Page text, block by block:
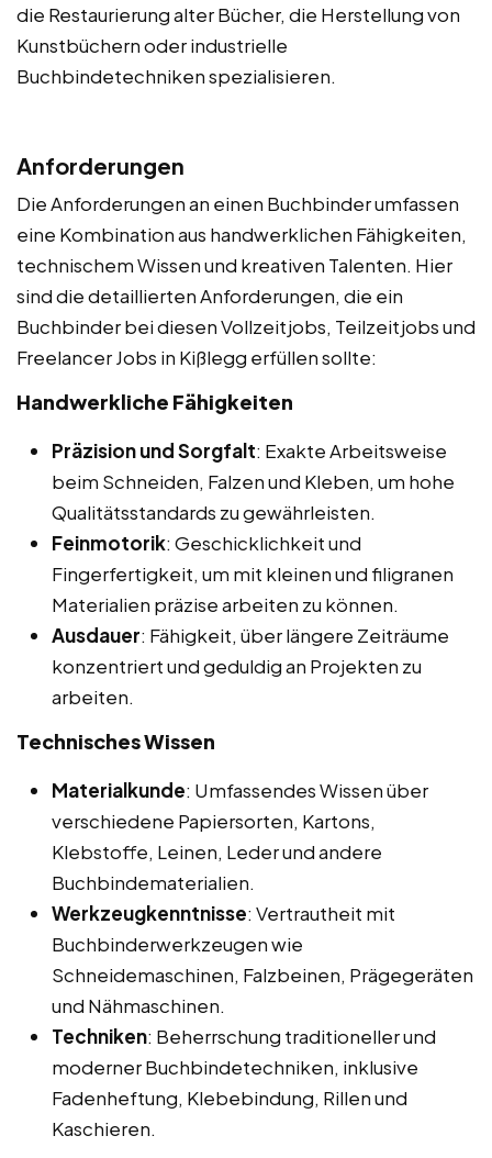
die Restaurierung alter Bücher, die Herstellung von
Kunstbüchern oder industrielle
Buchbindetechniken spezialisieren.
Anforderungen
Die Anforderungen an einen Buchbinder umfassen
eine Kombination aus handwerklichen Fähigkeiten,
technischem Wissen und kreativen Talenten. Hier
sind die detaillierten Anforderungen, die ein
Buchbinder bei diesen Vollzeitjobs, Teilzeitjobs und
Freelancer Jobs in Kißlegg erfüllen sollte:
Handwerkliche Fähigkeiten
Präzision und Sorgfalt: Exakte Arbeitsweise
beim Schneiden, Falzen und Kleben, um hohe
Qualitätsstandards zu gewährleisten.
Feinmotorik: Geschicklichkeit und
Fingerfertigkeit, um mit kleinen und filigranen
Materialien präzise arbeiten zu können.
Ausdauer: Fähigkeit, über längere Zeiträume
konzentriert und geduldig an Projekten zu
arbeiten.
Technisches Wissen
Materialkunde: Umfassendes Wissen über
verschiedene Papiersorten, Kartons,
Klebstoffe, Leinen, Leder und andere
Buchbindematerialien.
Werkzeugkenntnisse: Vertrautheit mit
Buchbinderwerkzeugen wie
Schneidemaschinen, Falzbeinen, Prägegeräten
und Nähmaschinen.
Techniken: Beherrschung traditioneller und
moderner Buchbindetechniken, inklusive
Fadenheftung, Klebebindung, Rillen und
Kaschieren.